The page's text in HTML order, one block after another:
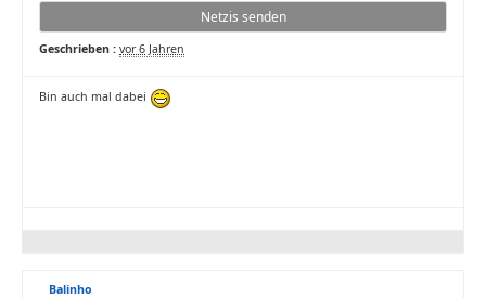
Netzis senden
Geschrieben : vor 6 Jahren
Bin auch mal dabei
Balinho